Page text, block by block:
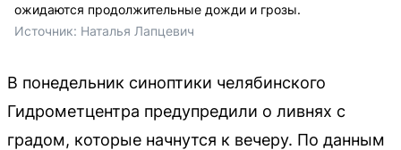
ожидаются продолжительные дожди и грозы.
Источник: Наталья Лапцевич
В понедельник синоптики челябинского
Гидрометцентра предупредили о ливнях с
градом, которые начнутся к вечеру. По данным